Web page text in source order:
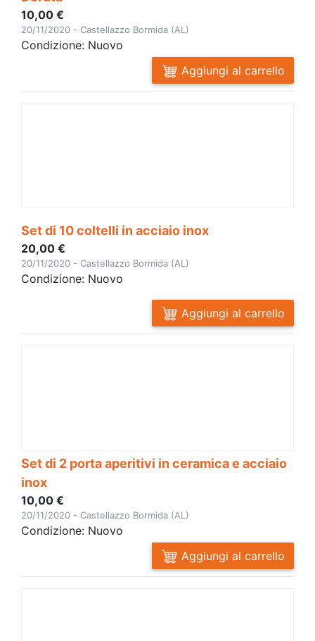
10,00 €
20/11/2020 - Castellazzo Bormida (AL)
Condizione: Nuovo
Aggiungi al carrello
Set di 10 coltelli in acciaio inox
20,00 €
20/11/2020 - Castellazzo Bormida (AL)
Condizione: Nuovo
Aggiungi al carrello
Set di 2 porta aperitivi in ceramica e acciaio
inox
10,00 €
20/11/2020 - Castellazzo Bormida (AL)
Condizione: Nuovo
Aggiungi al carrello